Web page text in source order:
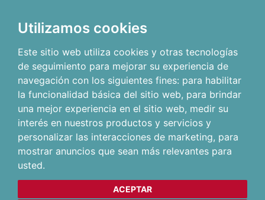
Utilizamos cookies
Este sitio web utiliza cookies y otras tecnologías
de seguimiento para mejorar su experiencia de
navegación con los siguientes fines: para habilitar
la funcionalidad básica del sitio web, para brindar
una mejor experiencia en el sitio web, medir su
interés en nuestros productos y servicios y
personalizar las interacciones de marketing, para
mostrar anuncios que sean más relevantes para
usted.
ACEPTAR